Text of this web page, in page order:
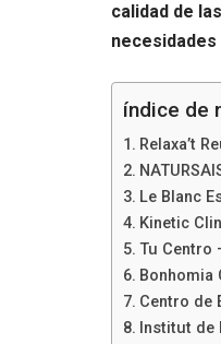
calidad de
índice de
Relaxa’t
Le Blanc
Kinetic
Tu Centro
Bonhomia
Centro de
Institut de